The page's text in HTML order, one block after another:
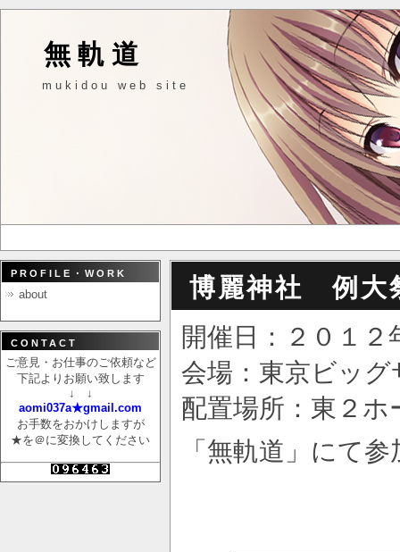
無軌道
mukidou web site
博麗神社 例大
開催日：２０１２
会場：東京ビッグ
配置場所：東２
「無軌道」にて
PROFILE・WORK
about
CONTACT
ご意見・お仕事のご依頼など
下記よりお願い致します
↓ ↓
aomi037a★gmail.com
お手数をおかけしますが
★を＠に変換してください